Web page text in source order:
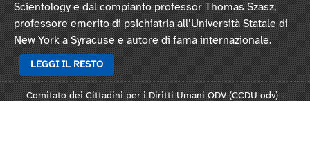
Scientology e dal compianto professor Thomas Szasz,
professore emerito di psichiatria all’Università Statale di
New York a Syracuse e autore di fama internazionale.
LEGGI IL RESTO
Comitato dei Cittadini per i Diritti Umani ODV (CCDU odv) -